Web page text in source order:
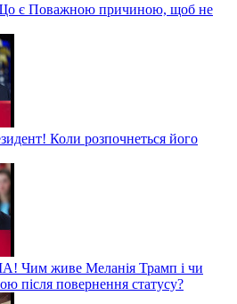
є Поважною причиною, щоб не
Коли розпочнеться його
Чим живе Меланія Трамп і чи
після повернення статусу?